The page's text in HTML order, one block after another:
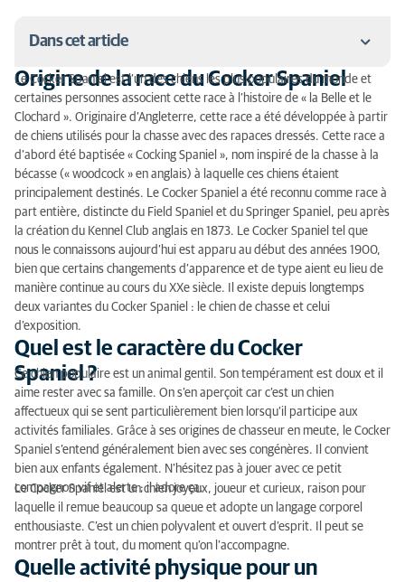
Dans cet article
Origine de la race du Cocker Spaniel
Quel est le caractère du Cocker Spaniel ?
Quelle activité physique pour un Cocker Spaniel ?
Comment toiletter un Cocker Spaniel ?
Comment dresser un Cocker Spaniel ?
Quelle taille mesure un Cocker Spaniel ?
Quelle est la couleur d'un Cocker Spaniel ?
Particularités du Cocker Spaniel
Les maladies héréditaires du Cocker Spaniel
Comment nourrir un Cocker Spaniel ?
Quel type de chien est le Cocker Spaniel ?
Origine de la race du Cocker Spaniel
Le Cocker Spaniel est l’un des chiens les plus populaires du monde et
certaines personnes associent cette race à l’histoire de « la Belle et le
Clochard ». Originaire d’Angleterre, cette race a été développée à partir
de chiens utilisés pour la chasse avec des rapaces dressés. Cette race a
d’abord été baptisée « Cocking Spaniel », nom inspiré de la chasse à la
bécasse (« woodcock » en anglais) à laquelle ces chiens étaient
principalement destinés. Le Cocker Spaniel a été reconnu comme race à
part entière, distincte du Field Spaniel et du Springer Spaniel, peu après
la création du Kennel Club anglais en 1873. Le Cocker Spaniel tel que
nous le connaissons aujourd’hui est apparu au début des années 1900,
bien que certains changements d’apparence et de type aient eu lieu de
manière continue au cours du XXe siècle. Il existe depuis longtemps
deux variantes du Cocker Spaniel : le chien de chasse et celui
d’exposition.
Quel est le caractère du Cocker
Spaniel ?
Ce chien populaire est un animal gentil. Son tempérament est doux et il
aime rester avec sa famille. On s’en aperçoit car c’est un chien
affectueux qui se sent particulièrement bien lorsqu’il participe aux
activités familiales. Grâce à ses origines de chasseur en meute, le Cocker
Spaniel s’entend généralement bien avec ses congénères. Il convient
bien aux enfants également. N’hésitez pas à jouer avec ce petit
compagnon vif et alerte ; il adore ça.
Le Cocker Spaniel est un chien joyeux, joueur et curieux, raison pour
laquelle il remue beaucoup sa queue et adopte un langage corporel
enthousiaste. C’est un chien polyvalent et ouvert d’esprit. Il peut se
montrer prêt à tout, du moment qu’on l’accompagne.
Quelle activité physique pour un